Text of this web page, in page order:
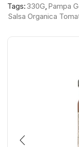
Tags: 330G, Pampa
Salsa Organica